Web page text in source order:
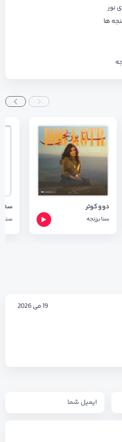
نور
ها
دوو کوتر
سنا برزنجه
سه
سنا
19 می 2026